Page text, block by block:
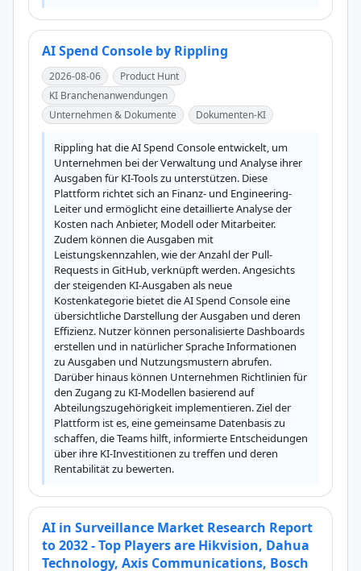
AI Spend Console by Rippling
2026-08-06
Product Hunt
KI Branchenanwendungen
Unternehmen & Dokumente
Dokumenten-KI
Rippling hat die AI Spend Console entwickelt, um
Unternehmen bei der Verwaltung und Analyse ihrer
Ausgaben für KI-Tools zu unterstützen. Diese
Plattform richtet sich an Finanz- und Engineering-
Leiter und ermöglicht eine detaillierte Analyse der
Kosten nach Anbieter, Modell oder Mitarbeiter.
Zudem können die Ausgaben mit
Leistungskennzahlen, wie der Anzahl der Pull-
Requests in GitHub, verknüpft werden. Angesichts
der steigenden KI-Ausgaben als neue
Kostenkategorie bietet die AI Spend Console eine
übersichtliche Darstellung der Ausgaben und deren
Effizienz. Nutzer können personalisierte Dashboards
erstellen und in natürlicher Sprache Informationen
zu Ausgaben und Nutzungsmustern abrufen.
Darüber hinaus können Unternehmen Richtlinien für
den Zugang zu KI-Modellen basierend auf
Abteilungszugehörigkeit implementieren. Ziel der
Plattform ist es, eine gemeinsame Datenbasis zu
schaffen, die Teams hilft, informierte Entscheidungen
über ihre KI-Investitionen zu treffen und deren
Rentabilität zu bewerten.
AI in Surveillance Market Research Report
to 2032 - Top Players are Hikvision, Dahua
Technology, Axis Communications, Bosch